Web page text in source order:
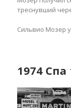
треснувший
Сильвио Мозер
1974 Спа